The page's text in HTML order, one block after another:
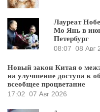
Лауреат
Мо Янь в
Петербург
08:07 08 Авг
Новый закон Китая о
на улучшение доступа к
всеобщее процветание
17:02 07 Авг 2026